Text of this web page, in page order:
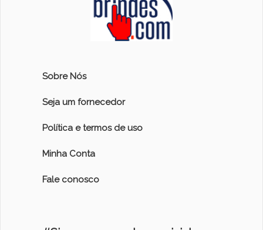
Sobre Nós
Seja um fornecedor
Política e termos de uso
Minha Conta
Fale conosco